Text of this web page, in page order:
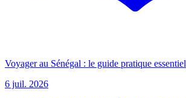
Voyager au Sénégal : le guide pratique essentiel
6 juil. 2026